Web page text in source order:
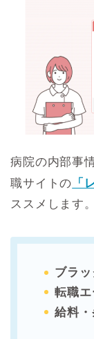
病院の内部事
職サイトの 「
ススメします。
ブラ
転職
給料